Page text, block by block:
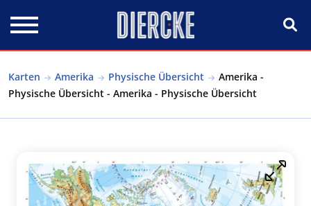
Karten Amerika Physische Übersicht
Amerika -
Physische Übersicht - Amerika - Physische Übersicht